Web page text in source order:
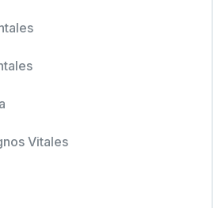
Vitales